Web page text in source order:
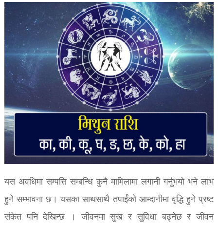
यस अवधिमा सम्पत्ति सम्बन्धि कुनै मामिलामा लगानी गर्नुभयो भने लाभ
हुने सम्भावना छ। यसका साथसाथै तपाईंको आम्दानीमा वृद्धि हुने प्रष्ट
संकेत पनि देखिन्छ । जीवनमा सुख र सुविधा बढ्नेछ र जीवन